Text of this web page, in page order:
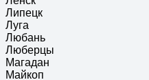
Липецк
Луга
Любань
Люберцы
Магадан
Майкоп